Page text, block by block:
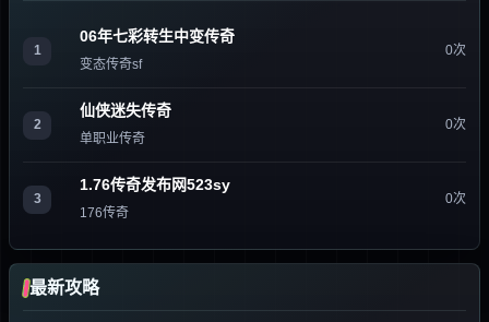
1
06年七彩转生中变传奇
变态传奇sf
0次
2
仙侠迷失传奇
单职业传奇
0次
3
1.76传奇发布网523sy
176传奇
0次
最新攻略